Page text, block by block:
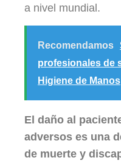
a nivel mundial.
Recomendamos
profesionales de
Higiene de Manos
El daño al
adversos es una
de muerte y